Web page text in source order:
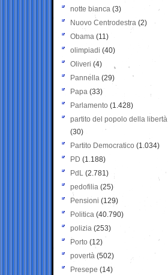
notte bianca (3)
Nuovo Centrodestra (2)
Obama (11)
olimpiadi (40)
Oliveri (4)
Pannella (29)
Papa (33)
Parlamento (1.428)
partito del popolo della libertà
(30)
Partito Democratico (1.034)
PD (1.188)
PdL (2.781)
pedofilia (25)
Pensioni (129)
Politica (40.790)
polizia (253)
Porto (12)
povertà (502)
Presepe (14)